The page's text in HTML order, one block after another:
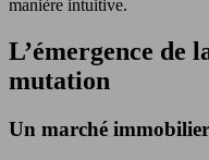
manière intuitive.
L’émergence de
mutation
Un marché